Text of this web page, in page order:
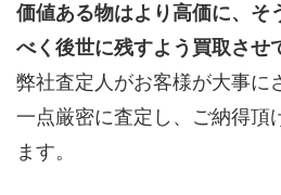
価値ある物はより高価に、そ
べく後世に残すよう買取させ
弊社査定人がお客様が大事に
一点厳密に査定し、ご納得頂
ます。